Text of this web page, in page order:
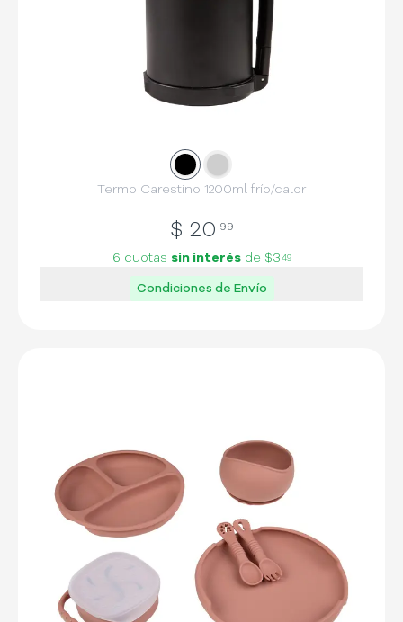
Slide Slide
Termo Carestino 1200ml frío/calor
$ 20 99
6 cuotas sin interésde $3 49
Condiciones de Envío